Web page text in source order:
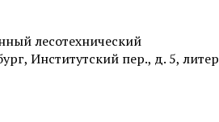
лесотехнический
Институтский пер., д. 5, литер